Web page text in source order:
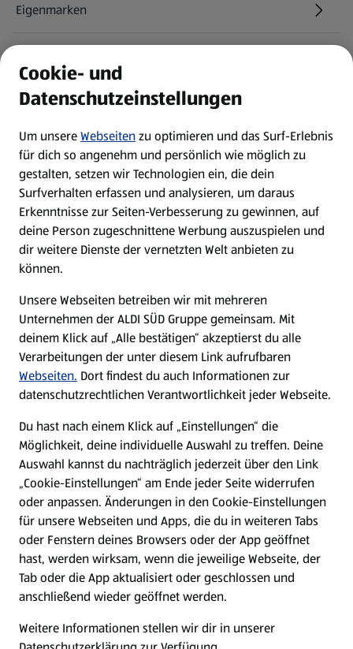
Eigenmarken
Newsletter
WhatsApp
Über ALDI SÜD
Filialen
Nachhaltigkeit
Karriere
Presse
Hilfe & Kontakt
(öffnet in einem neuen Tab)
Unternehmen
Folge uns hier:
Cookie- und
Datenschutzeinstellungen
Um unsereWebseitenzu optimieren und das Surf-Erlebnis
für dich so angenehm und persönlich wie möglich zu
gestalten, setzen wir Technologien ein, die dein
Surfverhalten erfassen und analysieren, um daraus
Erkenntnisse zur Seiten-Verbesserung zu gewinnen, auf
deine Person zugeschnittene Werbung auszuspielen und
dir weitere Dienste der vernetzten Welt anbieten zu
können.
Unsere Webseiten betreiben wir mit mehreren
Unternehmen der ALDI SÜD Gruppe gemeinsam. Mit
deinem Klick auf „Alle bestätigen“ akzeptierst du alle
Verarbeitungen der unter diesem Link aufrufbaren
Webseiten. Dort findest du auch Informationen zur
datenschutzrechtlichen Verantwortlichkeit jeder Webseite.
Du hast nach einem Klick auf „Einstellungen“ die
Möglichkeit, deine individuelle Auswahl zu treffen. Deine
Auswahl kannst du nachträglich jederzeit über den Link
„Cookie-Einstellungen“ am Ende jeder Seite widerrufen
oder anpassen. Änderungen in den Cookie-Einstellungen
für unsere Webseiten und Apps, die du in weiteren Tabs
oder Fenstern deines Browsers oder der App geöffnet
hast, werden wirksam, wenn die jeweilige Webseite, der
Tab oder die App aktualisiert oder geschlossen und
anschließend wieder geöffnet werden.
Weitere Informationen stellen wir dir in unserer